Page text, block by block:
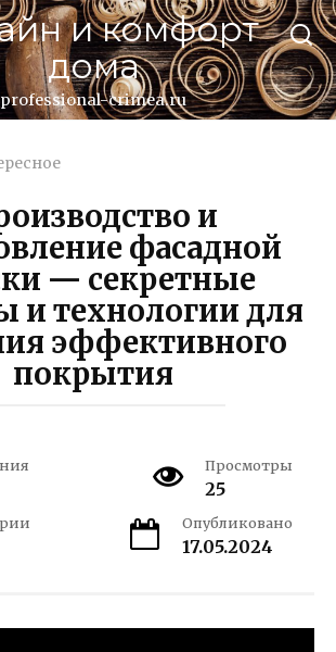
и комфорт
дома
professional-crimea.ru
и
фасадной
— секретные
и технологии для
эффективного
покрытия
Просмотры
25
Опубликовано
17.05.2024